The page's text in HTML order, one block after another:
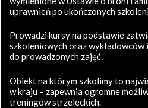
uprawnień po ukończonych
Prowadzi kursy na podstawie
szkoleniowych oraz
do prowadzonych zajęć.
Obiekt na którym szkolimy to
w kraju – zapewnia ogromne
treningów strzeleckich.